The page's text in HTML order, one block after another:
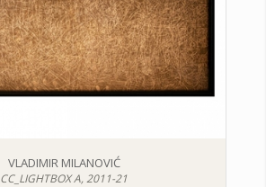
VLADIMIR MILANOVIĆ
CC_LIGHTBOX A, 2011-21